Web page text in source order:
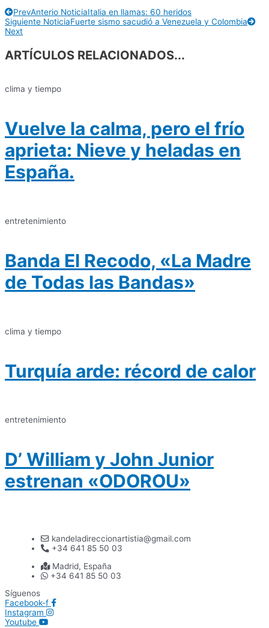
PrevAnterio NoticiaItalia en llamas: 60 heridos
Siguiente NoticiaFuerte sismo sacudió a Venezuela y Colombia
Next
ARTÍCULOS RELACIONADOS...
clima y tiempo
Vuelve la calma, pero el frío
aprieta: Nieve y heladas en
España.
entretenimiento
Banda El Recodo, «La Madre
de Todas las Bandas»
clima y tiempo
Turquía arde: récord de calor
entretenimiento
D’ William y John Junior
estrenan «ODOROU»
kandeladireccionartistia@gmail.com
+34 641 85 50 03
Madrid, España
+34 641 85 50 03
Síguenos
Facebook-f
Instagram
Youtube